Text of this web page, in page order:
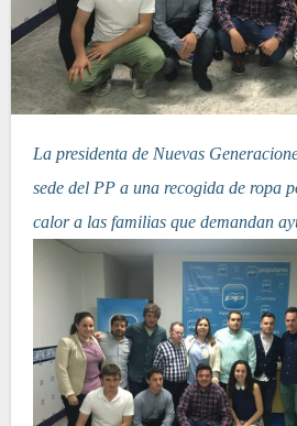
La presidenta de Nuevas Generaciones abre las puertas de la
sede del PP a una recogida de ropa
calor a las familias que demandan